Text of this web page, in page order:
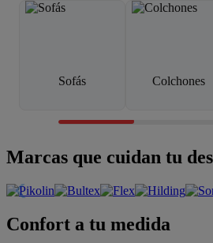
Sofás Colchones
Marcas que cuidan tu
Confort a tu medida